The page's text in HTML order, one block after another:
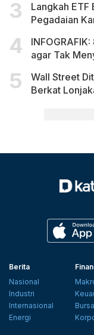
Langkah ETF
Pegadaian
agar Tak
Wall Street
Berkat
Berita
Nasional
Industri
Internasional
Energi
Bursa